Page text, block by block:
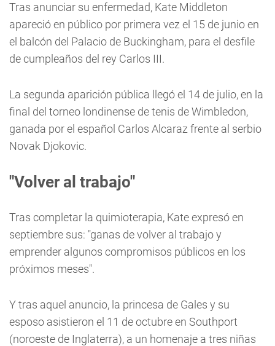
Tras anunciar su enfermedad, Kate Middleton
apareció en público por primera vez el 15 de junio en
el balcón del Palacio de Buckingham, para el desfile
de cumpleaños del rey Carlos III.
La segunda aparición pública llegó el 14 de julio, en la
final del torneo londinense de tenis de Wimbledon,
ganada por el español Carlos Alcaraz frente al serbio
Novak Djokovic.
"Volver al trabajo"
Tras completar la quimioterapia, Kate expresó en
septiembre sus: "ganas de volver al trabajo y
emprender algunos compromisos públicos en los
próximos meses".
Y tras aquel anuncio, la princesa de Gales y su
esposo asistieron el 11 de octubre en Southport
(noroeste de Inglaterra), a un homenaje a tres niñas